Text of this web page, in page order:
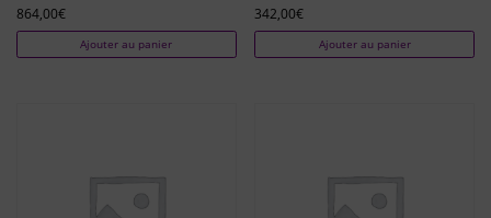
864,00€
Ajouter au panier
342,00€
Ajouter au panier